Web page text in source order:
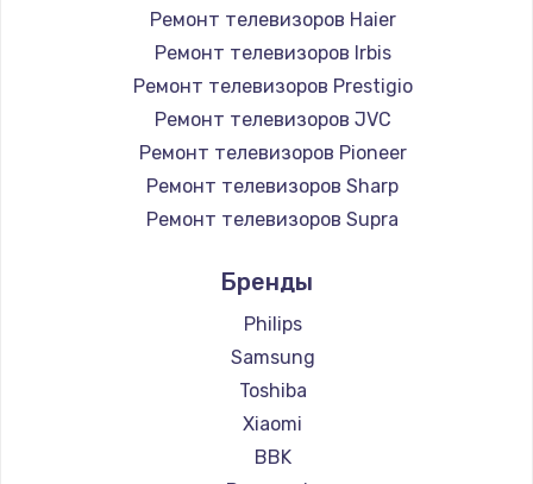
Заказать
Замена микросхемы NFC
1100 руб.
Заказать
Замена шим-контроллера
Заказать
Настройка Wi-Fi
1030 руб.
Заказать
Ремонт телевизоров Haier
Ремонт телевизоров Irbis
Ремонт телевизоров Prestigio
Ремонт телевизоров JVC
Ремонт телевизоров Pioneer
Ремонт телевизоров Sharp
Ремонт телевизоров Supra
Ремонт телевизоров Hisense
Ремонт телевизоров Daewoo
Ремонт телевизоров Centek
Ремонт телевизоров Telefunken
Ремонт телевизоров Hyundai
Ремонт телевизоров Doffler
Бренды
Philips
Samsung
Toshiba
Xiaomi
BBK